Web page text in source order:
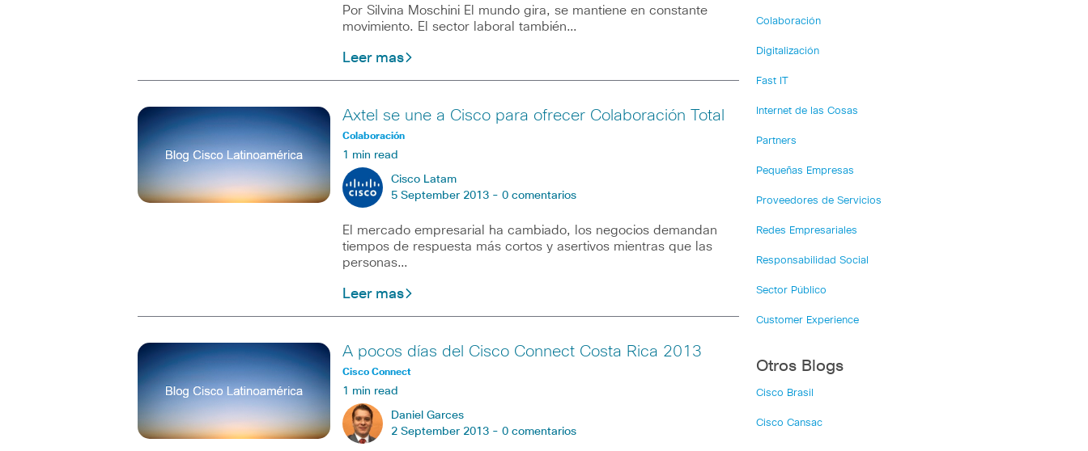
Por Silvina Moschini El mundo gira, se mantiene en constante
movimiento. El sector laboral también…
Leer mas
Axtel se une a Cisco para ofrecer Colaboración Total
Colaboración
1 min read
Cisco Latam
5 September 2013 - 0 comentarios
El mercado empresarial ha cambiado, los negocios demandan
tiempos de respuesta más cortos y asertivos mientras que las
personas…
Leer mas
A pocos días del Cisco Connect Costa Rica 2013
Cisco Connect
1 min read
Daniel Garces
2 September 2013 - 0 comentarios
Colaboración
Digitalización
Fast IT
Internet de las Cosas
Partners
Pequeñas Empresas
Proveedores de Servicios
Redes Empresariales
Responsabilidad Social
Sector Público
Customer Experience
Otros Blogs
Cisco Brasil
Cisco Cansac